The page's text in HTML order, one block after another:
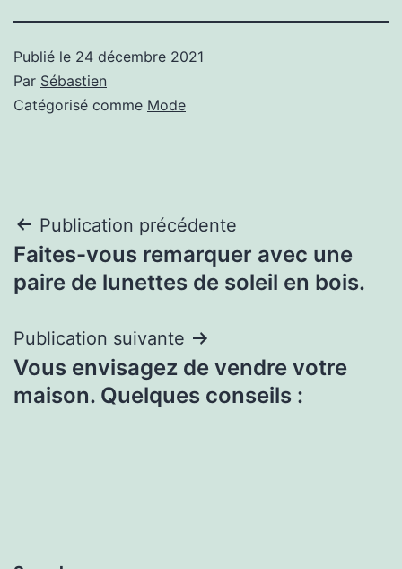
Publié le 24 décembre 2021
Par Sébastien
Catégorisé comme Mode
Navigation
de
Publication précédente
Faites-vous remarquer avec une
paire de lunettes de soleil en bois.
Publication suivante
Vous envisagez de vendre votre
maison. Quelques conseils :